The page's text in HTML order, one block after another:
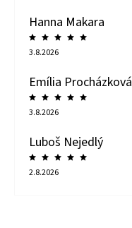
Hanna Makara
3.8.2026
Emília Procházková
3.8.2026
Luboš Nejedlý
2.8.2026